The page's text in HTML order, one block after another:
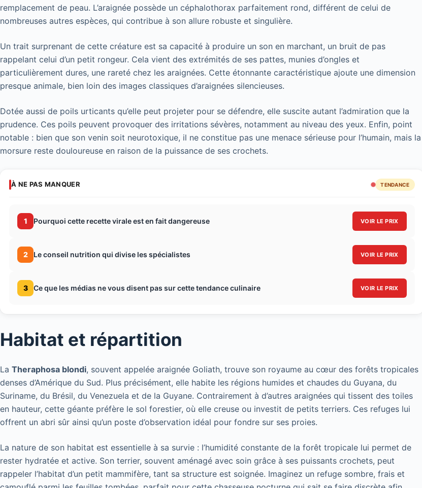
remplacement de peau. L’araignée possède un céphalothorax parfaitement rond, différent de celui de
nombreuses autres espèces, qui contribue à son allure robuste et singulière.
Un trait surprenant de cette créature est sa capacité à produire un son en marchant, un bruit de pas
rappelant celui d’un petit rongeur. Cela vient des extrémités de ses pattes, munies d’ongles et
particulièrement dures, une rareté chez les araignées. Cette étonnante caractéristique ajoute une dimension
presque animale, bien loin des images classiques d’araignées silencieuses.
Dotée aussi de poils urticants qu’elle peut projeter pour se défendre, elle suscite autant l’admiration que la
prudence. Ces poils peuvent provoquer des irritations sévères, notamment au niveau des yeux. Enfin, point
notable : bien que son venin soit neurotoxique, il ne constitue pas une menace sérieuse pour l’humain, mais la
morsure reste douloureuse en raison de la puissance de ses crochets.
À NE PAS MANQUER TENDANCE
1 Pourquoi cette recette virale est en fait dangereuse VOIR LE PRIX
2 Le conseil nutrition qui divise les spécialistes VOIR LE PRIX
3 Ce que les médias ne vous disent pas sur cette tendance culinaire VOIR LE PRIX
Habitat et répartition
La Theraphosa blondi, souvent appelée araignée Goliath, trouve son royaume au cœur des forêts tropicales
denses d’Amérique du Sud. Plus précisément, elle habite les régions humides et chaudes du Guyana, du
Suriname, du Brésil, du Venezuela et de la Guyane. Contrairement à d’autres araignées qui tissent des toiles
en hauteur, cette géante préfère le sol forestier, où elle creuse ou investit de petits terriers. Ces refuges lui
offrent un abri sûr ainsi qu’un poste d’observation idéal pour fondre sur ses proies.
La nature de son habitat est essentielle à sa survie : l’humidité constante de la forêt tropicale lui permet de
rester hydratée et active. Son terrier, souvent aménagé avec soin grâce à ses puissants crochets, peut
rappeler l’habitat d’un petit mammifère, tant sa structure est soignée. Imaginez un refuge sombre, frais et